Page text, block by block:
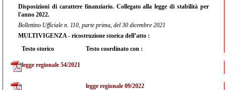
Disposizioni di carattere finanziario. Collegato alla legge di stabilità per
l'anno 2022.
Bollettino Ufficiale n. 110, parte prima, del 30 dicembre 2021
MULTIVIGENZA - ricostruzione storica dell’atto :
Testo storico
Testo coordinato con :
legge regionale 54/2021
legge regionale 09/2022